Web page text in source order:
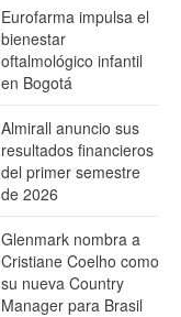
Eurofarma impulsa el
bienestar
oftalmológico infantil
en Bogotá
Almirall anuncio sus
resultados financieros
del primer semestre
de 2026
Glenmark nombra a
Cristiane Coelho como
su nueva Country
Manager para Brasil